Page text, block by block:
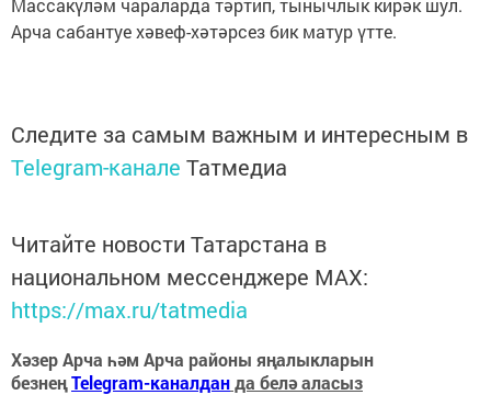
Арча сабантуе хәвеф-хәтәрсез бик матур үтте.
Следите за самым важным и интересным в
Telegram-канале Татмедиа
Читайте новости Татарстана в
национальном мессенджере MАХ:
https://max.ru/tatmedia
Хәзер Арча һәм Арча районы яңалыкларын
безнеңTelegram-каналданда белә аласыз